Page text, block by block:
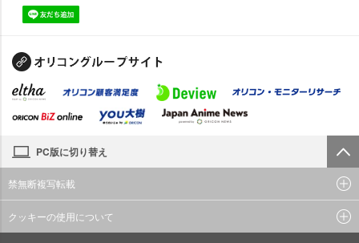
PC版に切り替え
禁無断複写転載
クッキーの使用について